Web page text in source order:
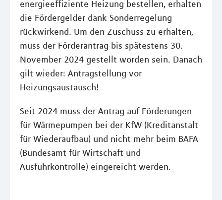
energieeffiziente Heizung bestellen, erhalten
die Fördergelder dank Sonderregelung
rückwirkend. Um den Zuschuss zu erhalten,
muss der Förderantrag bis spätestens 30.
November 2024 gestellt worden sein. Danach
gilt wieder: Antragstellung vor
Heizungsaustausch!
Seit 2024 muss der Antrag auf Förderungen
für Wärmepumpen bei der KfW (Kreditanstalt
für Wiederaufbau) und nicht mehr beim BAFA
(Bundesamt für Wirtschaft und
Ausfuhrkontrolle) eingereicht werden.